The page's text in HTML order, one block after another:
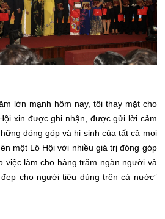
lớn mạnh hôm nay, tôi thay mặt cho
xin được ghi nhận, được gửi lời cảm
đóng góp và hi sinh của tất cả mọi
một Lô Hội với nhiều giá trị đóng góp
việc làm cho hàng trăm ngàn người và
cho người tiêu dùng trên cả nước”